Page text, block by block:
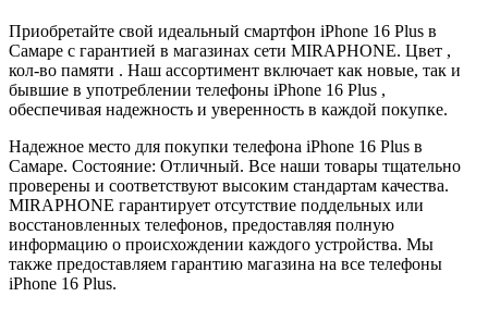
Приобретайте свой идеальный смартфон iPhone 16 Plus в
Самаре с гарантией в магазинах сети MIRAPHONE. Цвет ,
кол-во памяти . Наш ассортимент включает как новые, так и
бывшие в употреблении телефоны iPhone 16 Plus ,
обеспечивая надежность и уверенность в каждой покупке.
Надежное место для покупки телефона iPhone 16 Plus в
Самаре. Состояние: Отличный. Все наши товары тщательно
проверены и соответствуют высоким стандартам качества.
MIRAPHONE гарантирует отсутствие поддельных или
восстановленных телефонов, предоставляя полную
информацию о происхождении каждого устройства. Мы
также предоставляем гарантию магазина на все телефоны
iPhone 16 Plus.